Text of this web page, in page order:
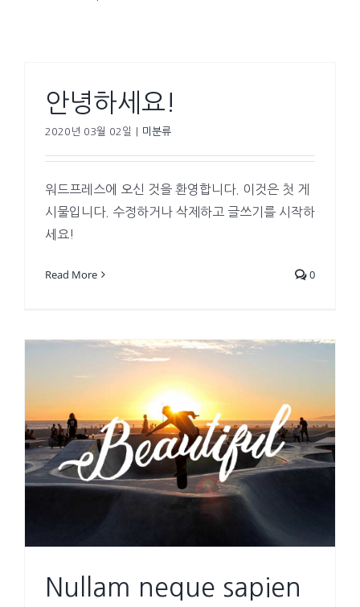
안녕하세요!
2020년 03월 02일 미분류
워드프레스에 오신 것을 환영합니다. 이것은 첫 게
시물입니다. 수정하거나 삭제하고 글쓰기를 시작하
세요!
Read More 0
Nullam neque sapien